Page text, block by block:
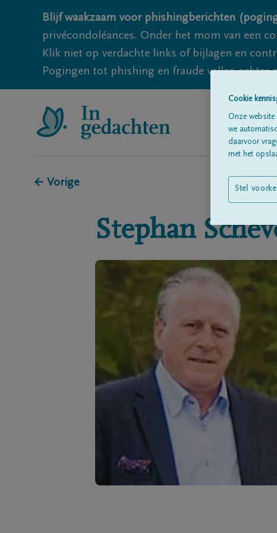
Blijf waakzaam voor phishingberichten
privécondoléances. Onder het mom van een
Klik niet op verdachte links of bijlagen en
Pogingen tot phishing en fraude vallen
← Vorige
Stephan
Cookie
Onze website
we
daarvoor
met het
Stel